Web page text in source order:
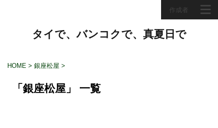
作成者
タイで、バンコクで、真夏日で
HOME > 銀座松屋 >
「銀座松屋」 一覧